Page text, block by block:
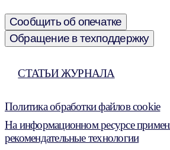
Сообщить об опечатке
Обращение в техподдержку
СТАТЬИ ЖУРНАЛА
Политика обработки файлов cookie
На информационном ресурсе
рекомендательные технологии